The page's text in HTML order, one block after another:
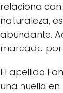
relaciona con
naturaleza,
abundante.
marcada por
El apellido
una huella